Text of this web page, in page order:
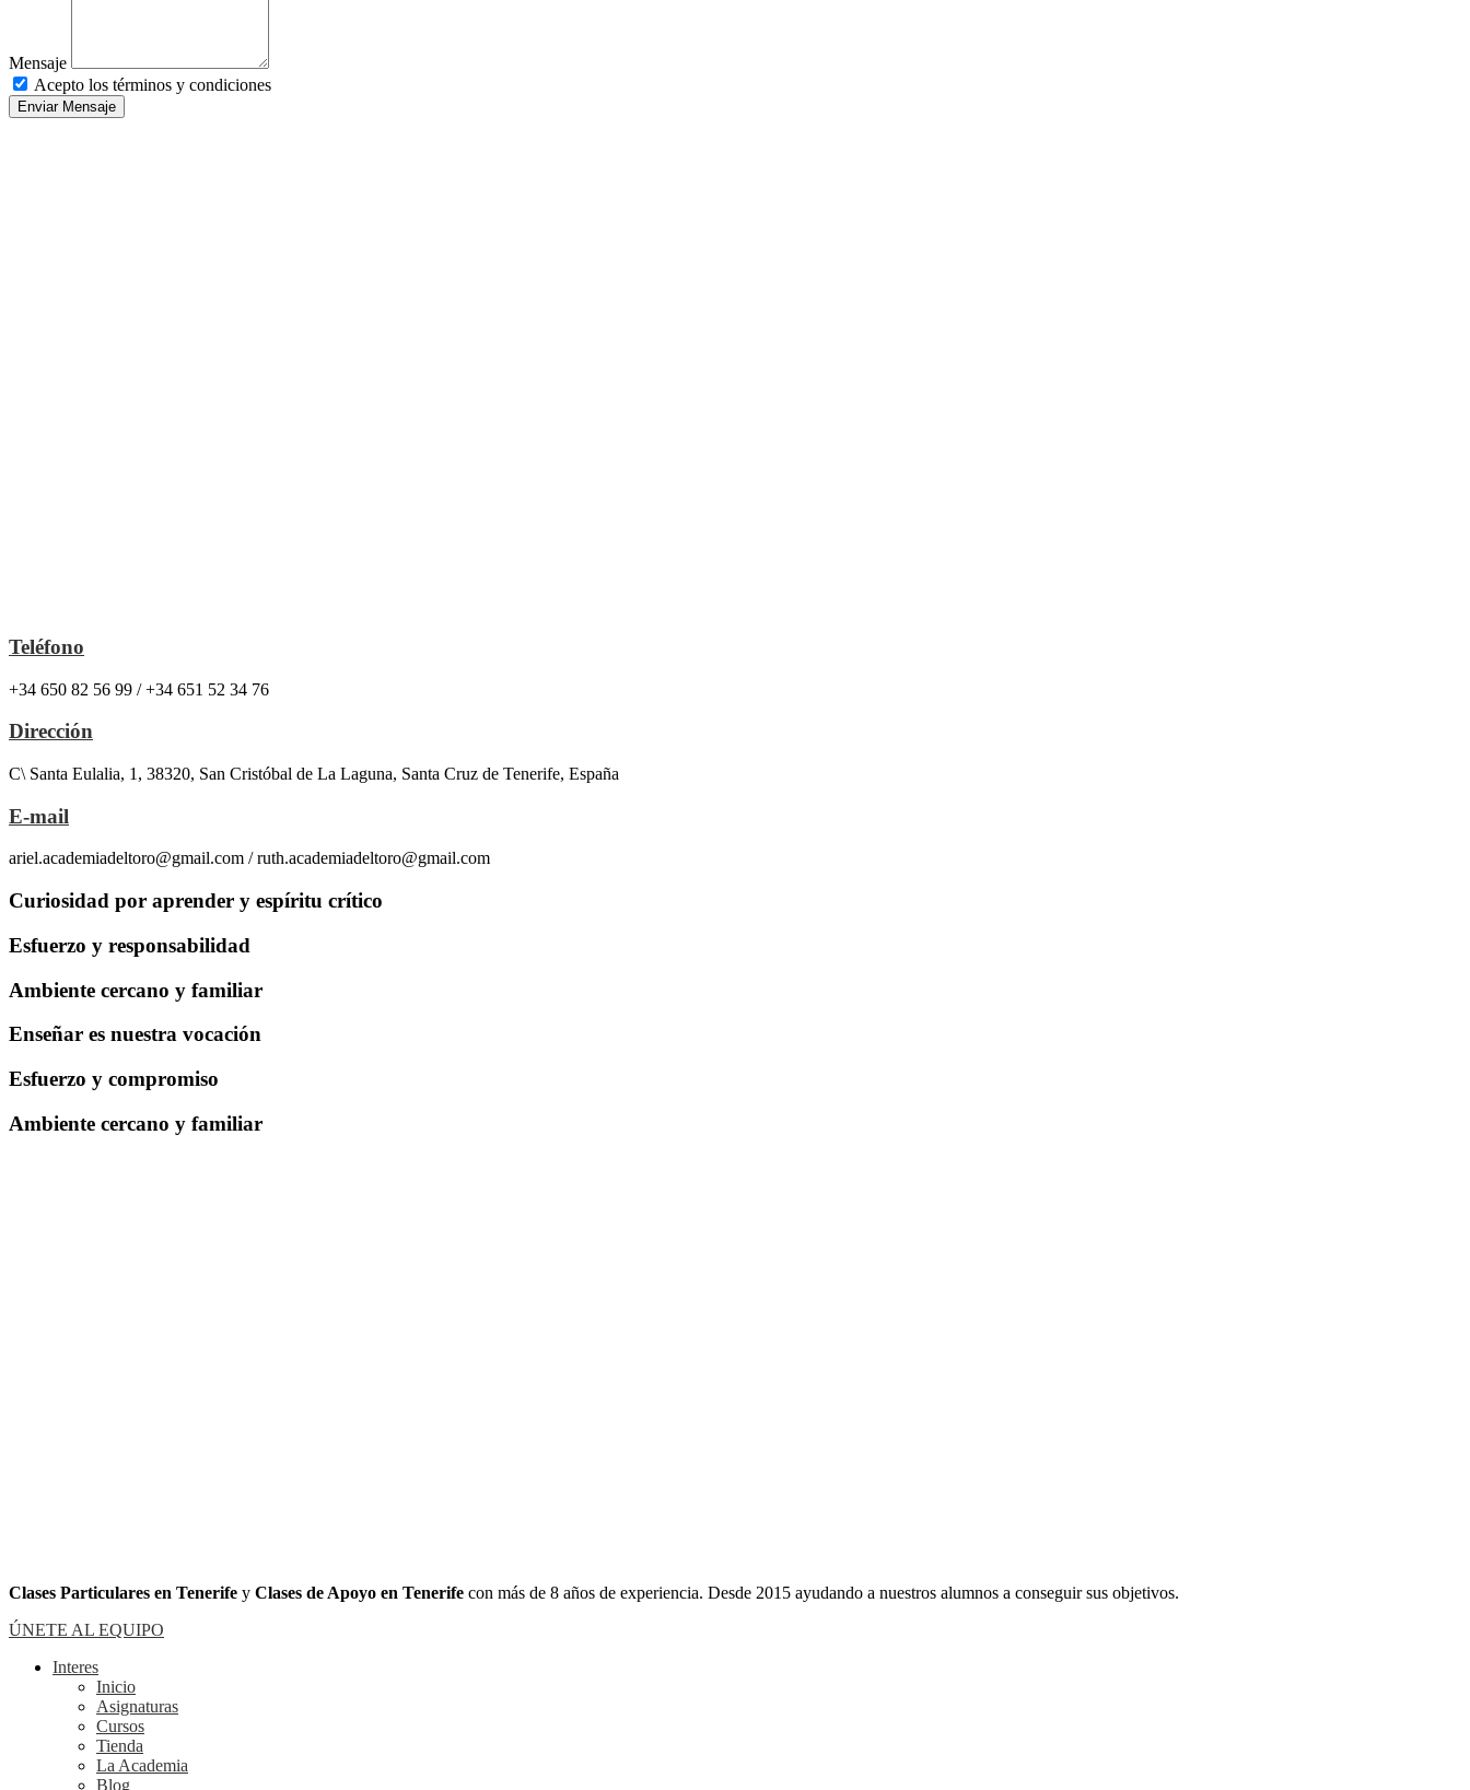
Mensaje
Acepto los términos y condiciones
Enviar Mensaje
Teléfono
+34 650 82 56 99 / +34 651 52 34 76
Dirección
C\ Santa Eulalia, 1, 38320, San Cristóbal de La Laguna, Santa Cruz de Tenerife, España
E-mail
ariel.academiadeltoro@gmail.com / ruth.academiadeltoro@gmail.com
Curiosidad por aprender y espíritu crítico
Esfuerzo y responsabilidad
Ambiente cercano y familiar
Enseñar es nuestra vocación
Esfuerzo y compromiso
Ambiente cercano y familiar
Clases Particulares en Tenerife y Clases de Apoyo en Tenerife con más de 8 años de experiencia. Desde 2015 ayudando a nuestros alumnos a conseguir sus objetivos.
ÚNETE AL EQUIPO
Interes
Inicio
Asignaturas
Cursos
Tienda
La Academia
Blog